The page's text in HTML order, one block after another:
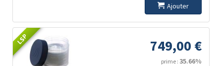
Ajouter
LSP 749,00 €
prime : 35.66%